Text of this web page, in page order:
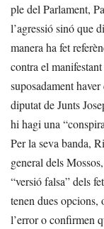
ple del Parlament,
l’agressió sinó que
manera ha fet
contra el
suposadament
diputat de Junts
hi hagi una
Per la seva banda,
general dels
“versió falsa” dels
tenen dues opcions,
l’error o confirmen